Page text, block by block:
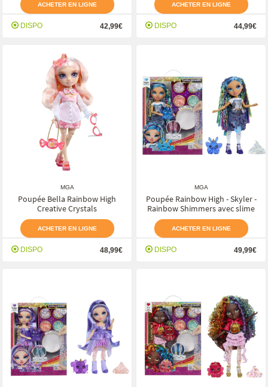
ACHETER EN LIGNE
DISPO 42,99€
ACHETER EN LIGNE
DISPO 44,99€
MGA
Poupée Bella Rainbow High
Creative Crystals
ACHETER EN LIGNE
DISPO 48,99€
MGA
Poupée Rainbow High - Skyler -
Rainbow Shimmers avec slime
ACHETER EN LIGNE
DISPO 49,99€